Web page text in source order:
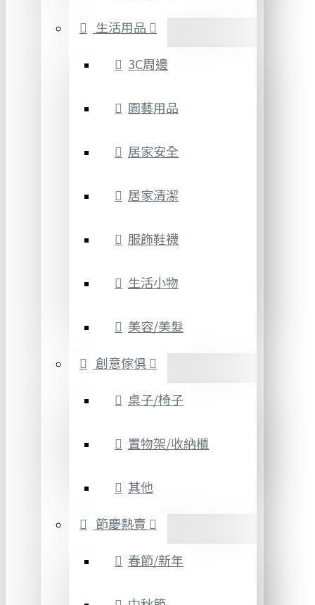
生活用品
3C周邊
園藝用品
居家安全
居家清潔
服飾鞋襪
生活小物
美容/美髮
創意傢俱
桌子/椅子
置物架/收納櫃
其他
節慶熱賣
春節/新年